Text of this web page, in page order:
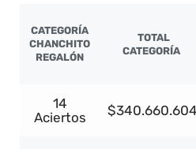
CATEGORÍA
CHANCHITO
REGALÓN
TOTAL
CATEGORÍA
14
Aciertos
$340.660.604